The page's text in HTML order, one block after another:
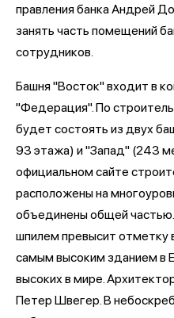
правления банка Андрей
занять часть помещений
сотрудников
Башня "Восток" входит в
"Федерация". По
будет состоять из двух
93 этажа) и "Запад" (243
официальном сайте
расположены на
объединены общей
шпилем превысит отметку
самым высоким зданием в
высоких в мире.
Петер Швегер. В